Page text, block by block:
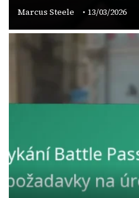
Marcus Steele 13/03/2026